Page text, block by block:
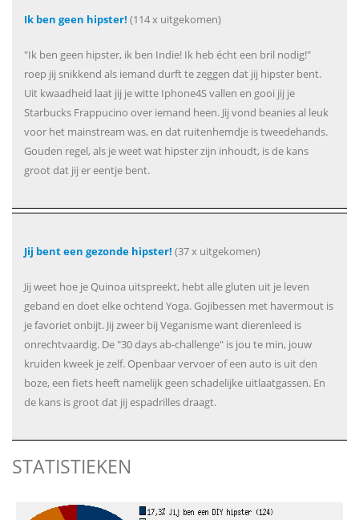
Ik ben geen hipster! (114 x uitgekomen)
"Ik ben geen hipster, ik ben Indie! Ik heb écht een bril nodig!"
roep jij snikkend als iemand durft te zeggen dat jij hipster bent.
Uit kwaadheid laat jij je witte Iphone4S vallen en gooi jij je
Starbucks Frappucino over iemand heen. Jij vond beanies al leuk
voor het mainstream was, en dat ruitenhemdje is tweedehands.
Gouden regel, als je weet wat hipster zijn inhoudt, is de kans
groot dat jij er eentje bent.
Jij bent een gezonde hipster! (37 x uitgekomen)
Jij weet hoe je Quinoa uitspreekt, hebt alle gluten uit je leven
geband en doet elke ochtend Yoga. Gojibessen met havermout is
je favoriet onbijt. Jij zweer bij Veganisme want dierenleed is
onrechtvaardig. De "30 days ab-challenge" is jou te min, jouw
kruiden kweek je zelf. Openbaar vervoer of een auto is uit den
boze, een fiets heeft namelijk geen schadelijke uitlaatgassen. En
de kans is groot dat jij espadrilles draagt.
STATISTIEKEN